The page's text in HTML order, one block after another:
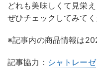
どれも美味しくて見栄
ぜひチェックしてみてく
※記事内の商品情報は
記事協力： シャトレーゼ